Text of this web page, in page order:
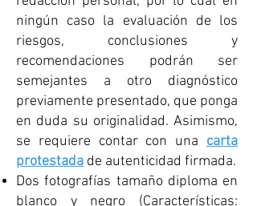
ningún caso la evaluación de los
riesgos, conclusiones y
recomendaciones podrán ser
semejantes a otro diagnóstico
previamente presentado, que ponga
en duda su originalidad. Asimismo,
se requiere contar con una carta
protestada de autenticidad firmada.
Dos fotografías tamaño diploma en
blanco y negro (Características: